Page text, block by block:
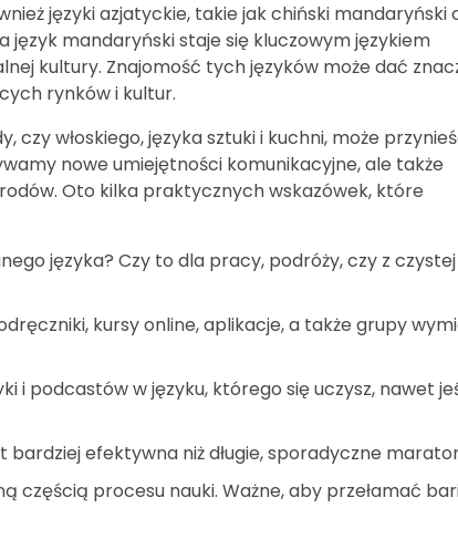
języki azjatyckie, takie jak chiński mandaryński
język mandaryński staje się kluczowym językiem
kultury. Znajomość tych języków może dać
rynków i kultur.
włoskiego, języka sztuki i kuchni, może
nowe umiejętności komunikacyjne, ale także
Oto kilka praktycznych wskazówek, które
języka? Czy to dla pracy, podróży, czy z czystej
kursy online, aplikacje, a także grupy
i podcastów w języku, którego się uczysz, nawet
bardziej efektywna niż długie, sporadyczne
częścią procesu nauki. Ważne, aby przełamać